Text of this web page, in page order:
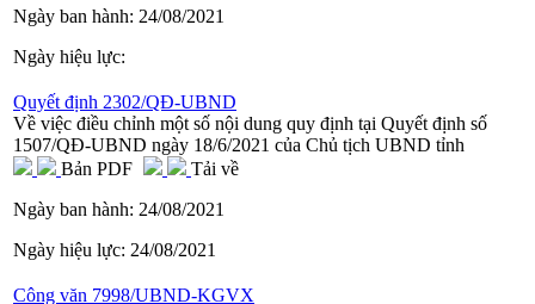
Ngày ban hành: 24/08/2021
Ngày hiệu lực:
Quyết định 2302/QĐ-UBND
Về việc điều chỉnh một số nội dung quy định tại Quyết định số
1507/QĐ-UBND ngày 18/6/2021 của Chủ tịch UBND tỉnh
Bản PDF
Tải về
Ngày ban hành: 24/08/2021
Ngày hiệu lực: 24/08/2021
Công văn 7998/UBND-KGVX